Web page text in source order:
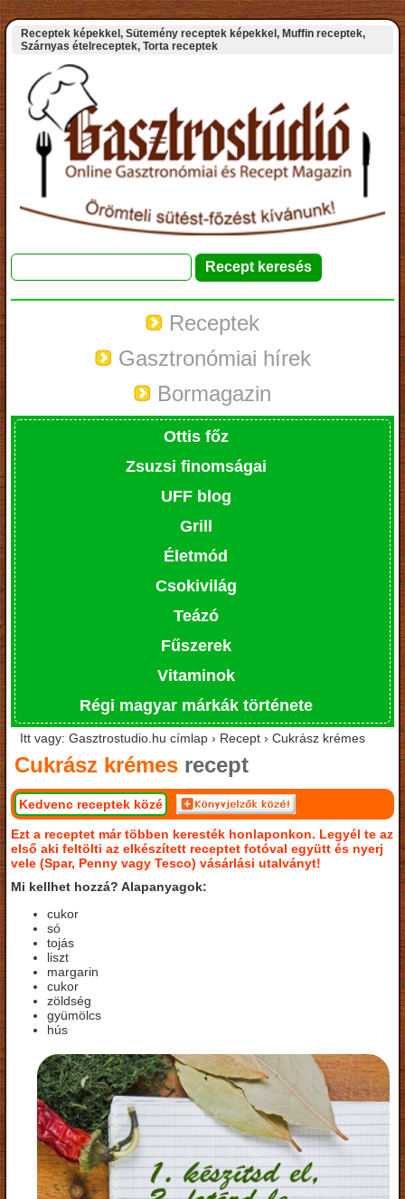
Receptek képekkel, Sütemény receptek képekkel, Muffin receptek,
Szárnyas ételreceptek, Torta receptek
Receptek
Gasztronómiai hírek
Bormagazin
Ottis főz
Zsuzsi finomságai
UFF blog
Grill
Életmód
Csokivilág
Teázó
Fűszerek
Vitaminok
Régi magyar márkák története
Itt vagy: Gasztrostudio.hu címlap › Recept › Cukrász krémes
Cukrász krémes recept
Kedvenc receptek közé
Ezt a receptet már többen keresték honlaponkon. Legyél te az
első aki feltölti az elkészített receptet fotóval együtt és nyerj
vele (Spar, Penny vagy Tesco) vásárlási utalványt!
Mi kellhet hozzá? Alapanyagok:
cukor
só
tojás
liszt
margarin
cukor
zöldség
gyümölcs
hús